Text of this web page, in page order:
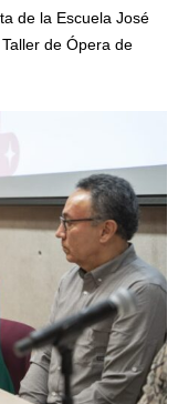
de la Escuela José
de Ópera de